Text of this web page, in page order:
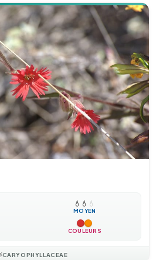
💧 💧 💧
MOYEN
COULEURS
CARYOPHYLLACEAE